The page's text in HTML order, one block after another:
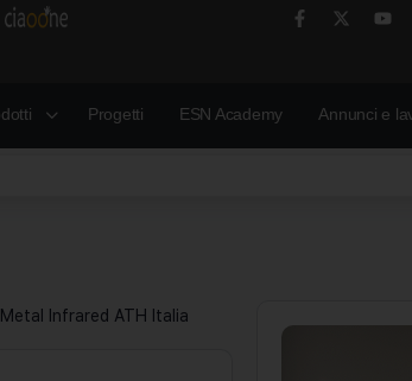
Progetti ESN Academy Annunci e
Infrared ATH Italia